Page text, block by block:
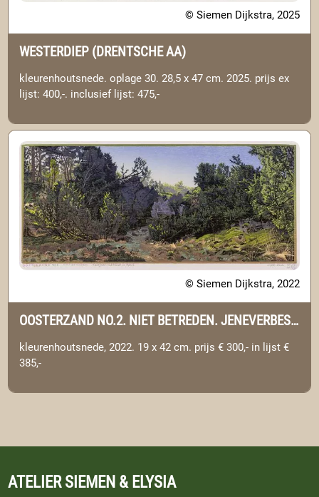
© Siemen Dijkstra, 2025
WESTERDIEP (DRENTSCHE AA)
kleurenhoutsnede. oplage 30. 28,5 x 47 cm. 2025. prijs ex
lijst: 400,-. inclusief lijst: 475,-
© Siemen Dijkstra, 2022
OOSTERZAND NO.2. NIET BETREDEN. JENEVERBES STRUWEEL, UFFELTE
kleurenhoutsnede, 2022. 19 x 42 cm. prijs € 300,- in lijst €
385,-
ATELIER SIEMEN & ELYSIA